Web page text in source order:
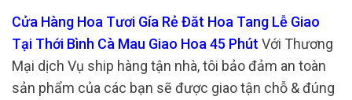
Cửa Hàng Hoa Tươi Gía Rẻ Đăt Hoa Tang Lễ Giao
Tại Thới Bình Cà Mau Giao Hoa 45 Phút Với Thương
Mại dịch Vụ ship hàng tận nhà, tôi bảo đảm an toàn
sản phẩm của các bạn sẽ được giao tận chỗ & đúng